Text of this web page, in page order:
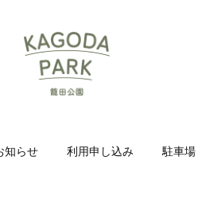
知らせ 利用申し込み 駐車場